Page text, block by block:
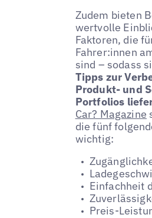
Zudem bieten
wertvolle
Faktoren, die
Fahrer:innen
sind – sodass
Tipps zur
Produkt- und
Portfolios
Car? Magazine
die fünf
wichtig:
Einfachheit
Preis-